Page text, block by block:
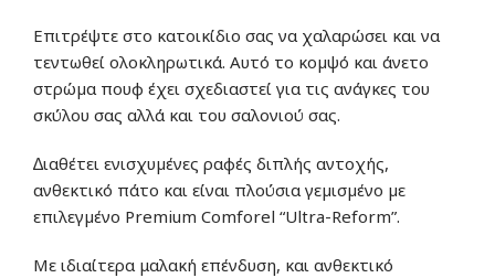
Επιτρέψτε στο κατοικίδιο σας να χαλαρώσει και να
τεντωθεί ολοκληρωτικά. Αυτό το κοµψό και άνετο
στρώµα πουφ έχει σχεδιαστεί για τις ανάγκες του
σκύλου σας αλλά και του σαλονιού σας.
∆ιαθέτει ενισχυµένες ραφές διπλής αντοχής,
ανθεκτικό πάτο και είναι πλούσια γεµισµένο µε
επιλεγµένο Premium Comforel “Ultra-Reform”.
Με ιδιαίτερα μαλακή επένδυση, και ανθεκτικό